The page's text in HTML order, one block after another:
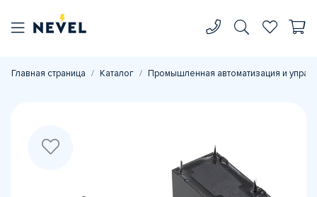
Главная страница Каталог Промышленная автоматизация и